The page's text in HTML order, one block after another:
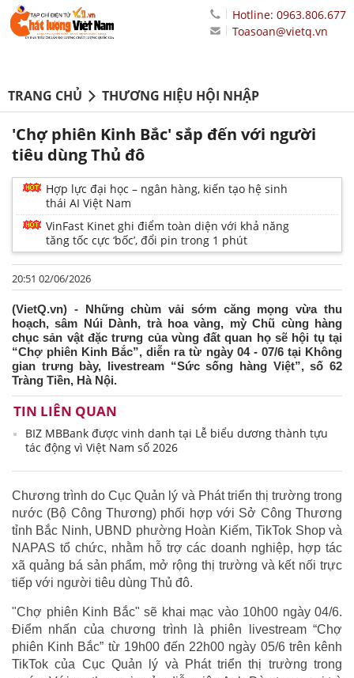
Hotline: 0963.806.677
Toasoan@vietq.vn
TRANG CHỦ THƯƠNG HIỆU HỘI NHẬP
'Chợ phiên Kinh Bắc' sắp đến với người
tiêu dùng Thủ đô
Hợp lực đại học – ngân hàng, kiến tạo hệ sinh
thái AI Việt Nam
VinFast Kinet ghi điểm toàn diện với khả năng
tăng tốc cực ‘bốc’, đổi pin trong 1 phút
20:51 02/06/2026
(VietQ.vn) - Những chùm vải sớm căng mọng vừa thu
hoạch, sâm Núi Dành, trà hoa vàng, mỳ Chũ cùng hàng
chục sản vật đặc trưng của vùng đất quan họ sẽ hội tụ tại
“Chợ phiên Kinh Bắc”, diễn ra từ ngày 04 - 07/6 tại Không
gian trưng bày, livestream “Sức sống hàng Việt”, số 62
Tràng Tiền, Hà Nội.
TIN LIÊN QUAN
BIZ MBBank được vinh danh tại Lễ biểu dương thành tựu
tác động vì Việt Nam số 2026
Chương trình do Cục Quản lý và Phát triển thị trường trong
nước (Bộ Công Thương) phối hợp với Sở Công Thương
tỉnh Bắc Ninh, UBND phường Hoàn Kiếm, TikTok Shop và
NAPAS tổ chức, nhằm hỗ trợ các doanh nghiệp, hợp tác
xã quảng bá sản phẩm, mở rộng thị trường và kết nối trực
tiếp với người tiêu dùng Thủ đô.
"Chợ phiên Kinh Bắc" sẽ khai mạc vào 10h00 ngày 04/6.
Điểm nhấn của chương trình là phiên livestream “Chợ
phiên Kinh Bắc” từ 19h00 đến 22h00 ngày 05/6 trên kênh
TikTok của Cục Quản lý và Phát triển thị trường trong